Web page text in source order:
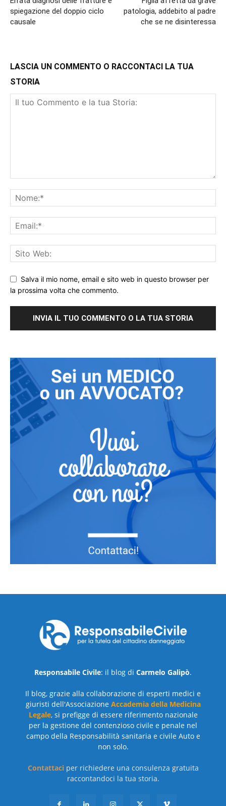
spiegazione del doppio ciclo
causale
patologia, addebito al padre
che se ne disinteressa
LASCIA UN COMMENTO O RACCONTACI LA TUA
STORIA
Salva il mio nome, email e sito web in questo browser per
la prossima volta che commento.
Responsabile Civile: il blog di Carmelo Galipò.
Il blog, grazie alla collaborazione di esperti medici e
giuristi dell'Associazione Accademia della Medicina
Legale, si prefigge di essere riferimento nazionale
per la gestione del contenzioso civile e penale nel
campo della Responsabilità sanitaria e civile Auto e
non solo.
Contattaciper richiedere una consulenza gratuita
raccontandoci la tua storia.